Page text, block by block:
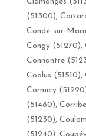
(51300),
Condé-sur-
Congy (51270),
Connantre
Coolus
Cormicy
(51480),
(51230),